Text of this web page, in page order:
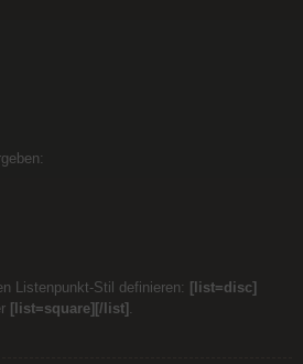
Listenpunkt-Stil definieren: [list=disc]
[list=square][/list]